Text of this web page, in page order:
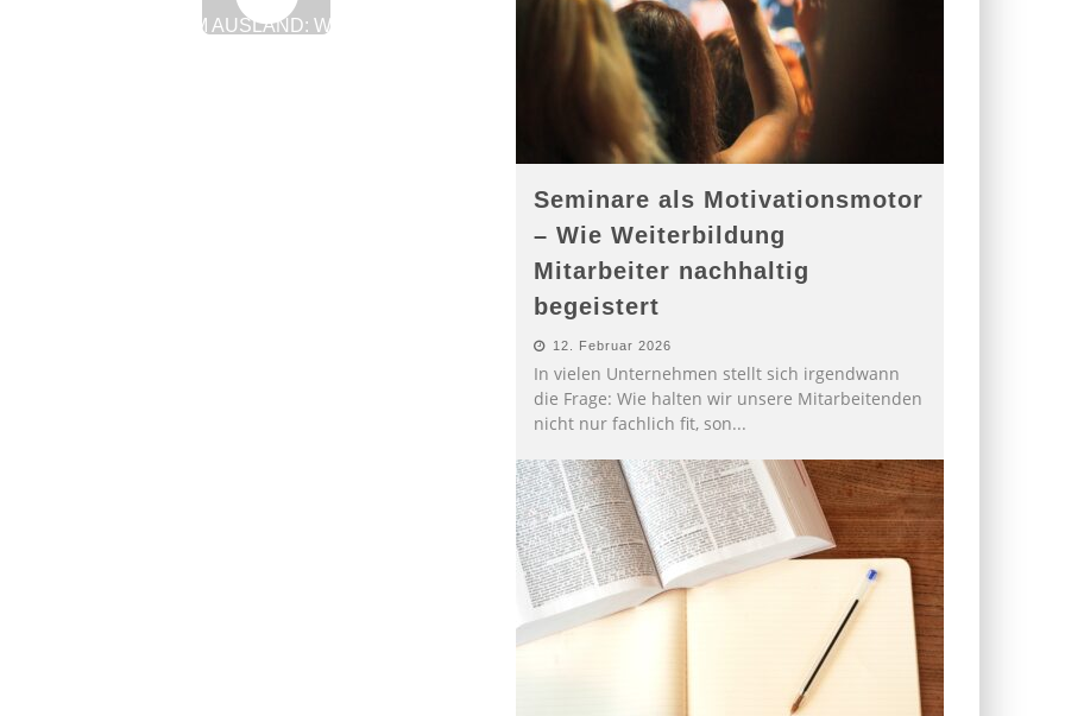
LERNEN IM AUSLAND: WAS AZUBIS
Seminare als Motivationsmotor
– Wie Weiterbildung
Mitarbeiter nachhaltig
begeistert
12. Februar 2026
In vielen Unternehmen stellt sich irgendwann
die Frage: Wie halten wir unsere Mitarbeitenden
nicht nur fachlich fit, son...